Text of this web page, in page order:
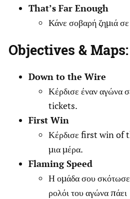
That’s Far Enough
Κάνε σοβαρή ζημιά
Objectives & Maps:
Down to the Wire
Κέρδισε έναν αγώνα
tickets.
First Win
Κέρδισε first win of
μια μέρα.
Flaming Speed
Η ομάδα σου
ρολόι του αγώνα